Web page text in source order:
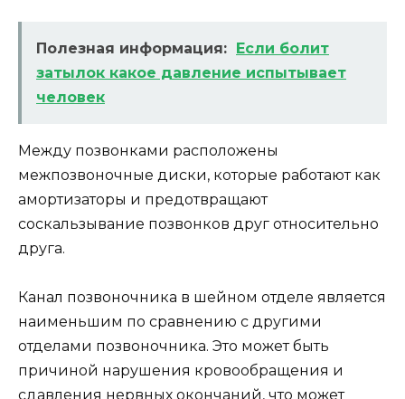
Полезная информация: Если болит
затылок какое давление испытывает
человек
Между позвонками расположены
межпозвоночные диски, которые работают как
амортизаторы и предотвращают
соскальзывание позвонков друг относительно
друга.
Канал позвоночника в шейном отделе является
наименьшим по сравнению с другими
отделами позвоночника. Это может быть
причиной нарушения кровообращения и
сдавления нервных окончаний, что может